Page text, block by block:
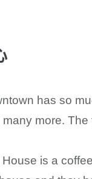
has so
more.
is a